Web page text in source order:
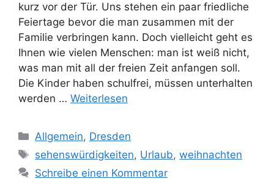
kurz vor der Tür. Uns stehen ein paar friedliche
Feiertage bevor die man zusammen mit der
Familie verbringen kann. Doch vielleicht geht es
Ihnen wie vielen Menschen: man ist weiß nicht,
was man mit all der freien Zeit anfangen soll.
Die Kinder haben schulfrei, müssen unterhalten
werden … Weiterlesen
Kategorien
Allgemein, Dresden
Schlagwörter
sehenswürdigkeiten, Urlaub,weihnachten
Schreibe einen Kommentar